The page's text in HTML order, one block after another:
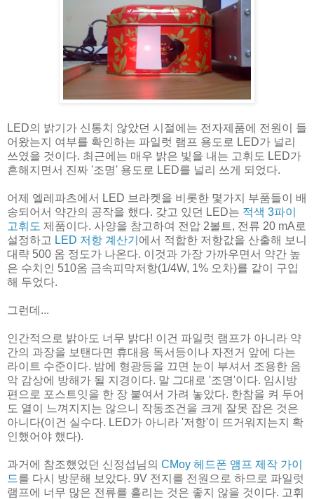
LED의 밝기가 신통치 않았던 시절에는 전자제품에 전원이 들
어왔는지 여부를 확인하는 파일럿 램프 용도로 LED가 널리
쓰였을 것이다. 최근에는 매우 밝은 빛을 내는 고휘도 LED가
흔해지면서 진짜 '조명' 용도로 LED를 널리 쓰게 되었다.
어제 엘레파츠에서 LED 브라켓을 비롯한 몇가지 부품들이 배
송되어서 약간의 공작을 했다. 갖고 있던 LED는 적색 3파이
고휘도 제품이다. 사양을 참고하여 전압 2볼트, 전류 20 mA로
설정하고 LED 저항 계산기 에서 적합한 저항값을 산출해 보니
대략 500 옴 정도가 나온다. 이것과 가장 가까우면서 약간 높
은 수치인 510옴 금속피막저항(1/4W, 1% 오차)를 같이 구입
해 두었다.
그런데...
인간적으로 밝아도 너무 밝다! 이건 파일럿 램프가 아니라 약
간의 과장을 보탠다면 휴대용 독서등이나 자전거 앞에 다는
라이트 수준이다. 밤에 형광등을 끄면 눈이 부셔서 조용한 음
악 감상에 방해가 될 지경이다. 말 그대로 '조명'이다. 임시방
편으로 포스트잇을 한 장 붙여서 가려 놓았다. 한참을 켜 두어
도 열이 느껴지지는 않으니 작동조건을 크게 잘못 잡은 것은
아니다(이건 실수다. LED가 아니라 '저항'이 뜨거워지는지 확
인했어야 했다).
과거에 참조했었던 신정섭님의 CMoy 헤드폰 앰프 제작 가이
드를 다시 방문해 보았다. 9V 전지를 전원으로 하므로 파일럿
램프에 너무 많은 전류를 흘리는 것은 좋지 않을 것이다. 고휘